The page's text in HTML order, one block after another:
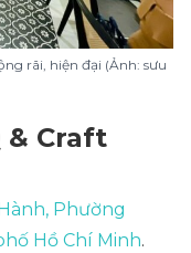
rãi, hiện đại (Ảnh: sưu
& Craft
Phường
Hồ Chí Minh.